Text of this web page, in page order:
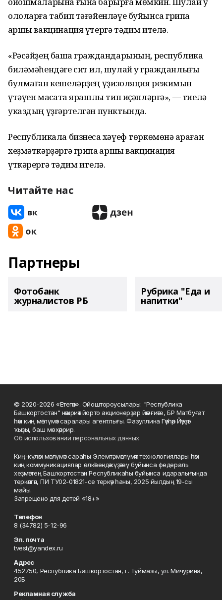
ололарға табип тәғәйенләүе буйынса грипҡа
ҡаршы вакцинация үтергә тәҡдим ителә.
«Рәсәйҙең башҡа граждандарының, республика
биләмәһендәге сит ил, шулай уҡ гражданлығы
булмаған кешеләрҙең үҙизоляция режимын
үтәүен маҡсатҡа ярашлы тип иҫәпләргә», — тиелә
указдың үҙгәртелгән пунктында.
Республикала бизнесҡа хәүеф төркөмөнә ҡараған
хеҙмәткәрҙәргә грипҡа ҡаршы вакцинация
үткәрергә тәҡдим ителә.
Читайте нас
Партнеры
Фотобанк
журналистов РБ
Рубрика "Еда и
напитки"
© 2020-2026 «Етегән». Ойоштороусылары: "Республика
Башкортостан" нәшриәт йорто акционерҙар йәмғиәте, БР Матбуғат
һәм киң мәғлүмәт саралары агентлығы. Фазуллина Гәүһәр Йәүҙәт
ҡыҙы, баш мөхәррир.
Об использовании персональных данных
Киң-күләм мәғлүмәт сараһы Элемтә, мәғлүмәт технологиялары һәм
киң коммуникациялар өлкәһендә күҙәтеү буйынса федераль
хеҙмәттең Башҡортостан Республикаһы буйынса идаралығында
теркәлгән, ПИ ТУ02-01821-се теркәү һаны, 2025 йылдың 19-сы
майы.
Запрещено для детей «18+»
Телефон
8 (34782) 5-12-96
Эл. почта
tvest@yandex.ru
Адрес
452750, Республика Башкортостан, г. Туймазы, ул. Мичурина,
20Б
Рекламная служба